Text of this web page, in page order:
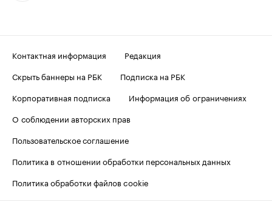
Контактная информация
Редакция
Скрыть баннеры на РБК
Подписка на РБК
Корпоративная подписка
Информация об ограничениях
О соблюдении авторских прав
Пользовательское соглашение
Политика в отношении обработки персональных данных
Политика обработки файлов cookie